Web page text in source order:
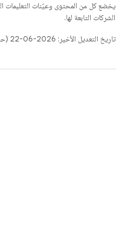
يخضع كل من المحتوى وعيّنات
الشركات التابعة لها.
تاريخ التعديل الأخير: 2026-06-22 (حسب التوقيت العالمي المتفَّق عليه)